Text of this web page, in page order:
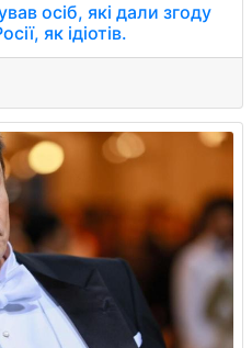
осіб, які дали згоду
як ідіотів.